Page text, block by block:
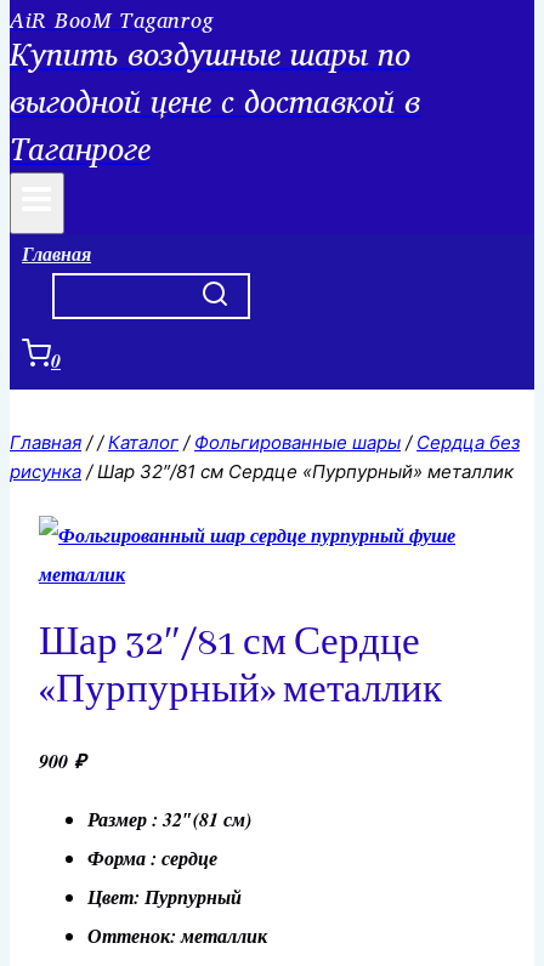
AiR BooM Taganrog
Купить воздушные шары по
выгодной цене с доставкой в
Таганроге
Главная
0
Главная / / Каталог / Фольгированные шары / Сердца без
рисунка / Шар 32″/81 см Сердце «Пурпурный» металлик
Шар 32″/81 см Сердце
«Пурпурный» металлик
900 ₽
Размер : 32″(81 см)
Форма : сердце
Цвет: Пурпурный
Оттенок: металлик